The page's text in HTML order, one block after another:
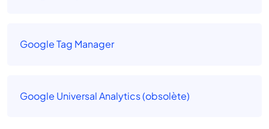
Google Tag Manager
Google Universal Analytics (obsolète)